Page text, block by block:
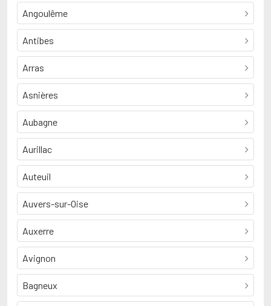
Angoulême
Antibes
Arras
Asnières
Aubagne
Aurillac
Auteuil
Auvers-sur-Oise
Auxerre
Avignon
Bagneux